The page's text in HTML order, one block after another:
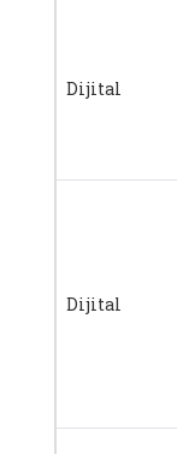
Dijital
Dijital